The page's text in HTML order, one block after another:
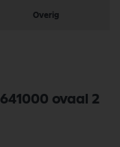
Overig
ovaal 2